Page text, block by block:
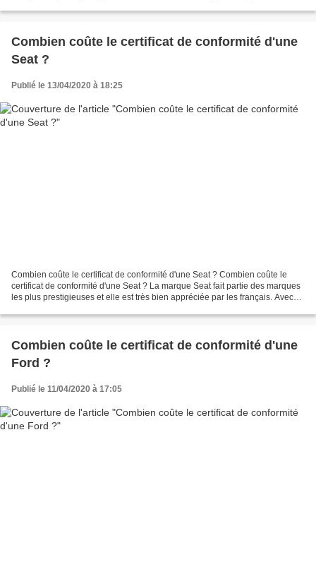
Combien coûte le certificat de conformité d'une
Seat ?
Publié le 13/04/2020 à 18:25
Combien coûte le certificat de conformité d'une Seat ? Combien coûte le
certificat de conformité d'une Seat ? La marque Seat fait partie des marques
les plus prestigieuses et elle est très bien appréciée par les français. Avec
Combien coûte le certificat de conformité d'une
Ford ?
Publié le 11/04/2020 à 17:05